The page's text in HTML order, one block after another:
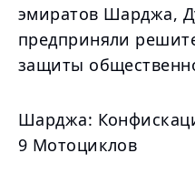
эмиратов Шарджа,
предприняли
защиты
Шарджа:
9 Мотоциклов